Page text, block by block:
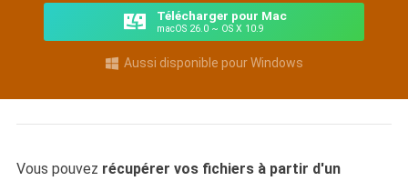
Télécharger pour Mac
macOS 26.0 ~ OS X 10.9
 Aussi disponible pour Windows
Vous pouvez récupérer vos fichiers à partir d'un